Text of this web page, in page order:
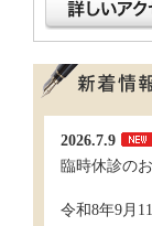
2026.7.9
臨時休診の
令和8年9月